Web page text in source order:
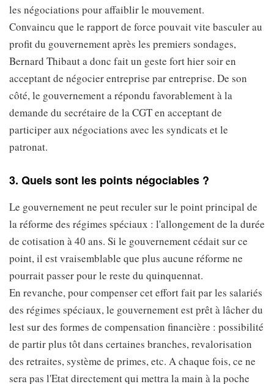
les négociations pour affaiblir le mouvement.
Convaincu que le rapport de force pouvait vite basculer au
profit du gouvernement après les premiers sondages,
Bernard Thibaut a donc fait un geste fort hier soir en
acceptant de négocier entreprise par entreprise. De son
côté, le gouvernement a répondu favorablement à la
demande du secrétaire de la CGT en acceptant de
participer aux négociations avec les syndicats et le
patronat.
3. Quels sont les points négociables ?
Le gouvernement ne peut reculer sur le point principal de
la réforme des régimes spéciaux : l'allongement de la durée
de cotisation à 40 ans. Si le gouvernement cédait sur ce
point, il est vraisemblable que plus aucune réforme ne
pourrait passer pour le reste du quinquennat.
En revanche, pour compenser cet effort fait par les salariés
des régimes spéciaux, le gouvernement est prêt à lâcher du
lest sur des formes de compensation financière : possibilité
de partir plus tôt dans certaines branches, revalorisation
des retraites, système de primes, etc. A chaque fois, ce ne
sera pas l'Etat directement qui mettra la main à la poche